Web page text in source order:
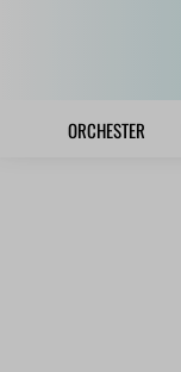
ORCHESTER